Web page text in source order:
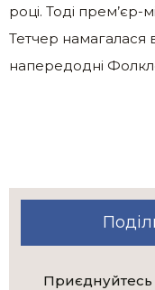
році. Тоді прем’єр-
Тетчер намагалася
напередодні
Приєднуйтесь